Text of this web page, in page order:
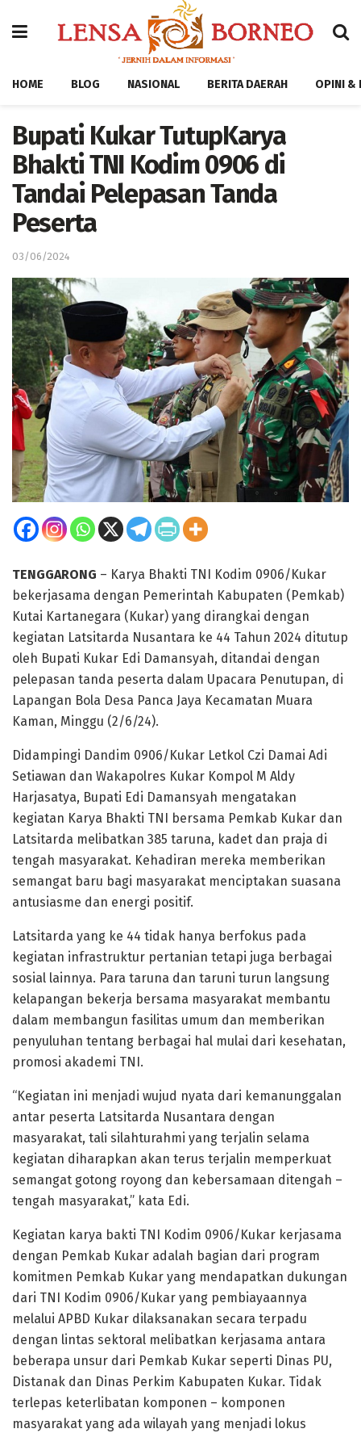
HOME BLOG NASIONAL BERITA DAERAH OPINI &
Bupati Kukar TutupKarya
Bhakti TNI Kodim 0906 di
Tandai Pelepasan Tanda
Peserta
03/06/2024
TENGGARONG – Karya Bhakti TNI Kodim 0906/Kukar
bekerjasama dengan Pemerintah Kabupaten (Pemkab)
Kutai Kartanegara (Kukar) yang dirangkai dengan
kegiatan Latsitarda Nusantara ke 44 Tahun 2024 ditutup
oleh Bupati Kukar Edi Damansyah, ditandai dengan
pelepasan tanda peserta dalam Upacara Penutupan, di
Lapangan Bola Desa Panca Jaya Kecamatan Muara
Kaman, Minggu (2/6/24).
Didampingi Dandim 0906/Kukar Letkol Czi Damai Adi
Setiawan dan Wakapolres Kukar Kompol M Aldy
Harjasatya, Bupati Edi Damansyah mengatakan
kegiatan Karya Bhakti TNI bersama Pemkab Kukar dan
Latsitarda melibatkan 385 taruna, kadet dan praja di
tengah masyarakat. Kehadiran mereka memberikan
semangat baru bagi masyarakat menciptakan suasana
antusiasme dan energi positif.
Latsitarda yang ke 44 tidak hanya berfokus pada
kegiatan infrastruktur pertanian tetapi juga berbagai
sosial lainnya. Para taruna dan taruni turun langsung
kelapangan bekerja bersama masyarakat membantu
dalam membangun fasilitas umum dan memberikan
penyuluhan tentang berbagai hal mulai dari kesehatan,
promosi akademi TNI.
“Kegiatan ini menjadi wujud nyata dari kemanunggalan
antar peserta Latsitarda Nusantara dengan
masyarakat, tali silahturahmi yang terjalin selama
kegiatan diharapkan akan terus terjalin memperkuat
semangat gotong royong dan kebersamaan ditengah –
tengah masyarakat,” kata Edi.
Kegiatan karya bakti TNI Kodim 0906/Kukar kerjasama
dengan Pemkab Kukar adalah bagian dari program
komitmen Pemkab Kukar yang mendapatkan dukungan
dari TNI Kodim 0906/Kukar yang pembiayaannya
melalui APBD Kukar dilaksanakan secara terpadu
dengan lintas sektoral melibatkan kerjasama antara
beberapa unsur dari Pemkab Kukar seperti Dinas PU,
Distanak dan Dinas Perkim Kabupaten Kukar. Tidak
terlepas keterlibatan komponen – komponen
masyarakat yang ada wilayah yang menjadi lokus